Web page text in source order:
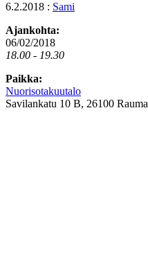
6.2.2018 : Sami
Ajankohta:
06/02/2018
18.00 - 19.30
Paikka:
Nuorisotakuutalo
Savilankatu 10 B, 26100 Rauma